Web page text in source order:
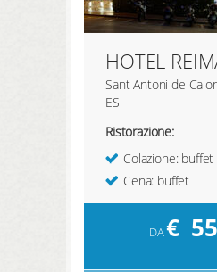
HOTEL
Sant Antoni de
ES
Ristorazione:
Colazione: buffet
Cena: buffet
DA€